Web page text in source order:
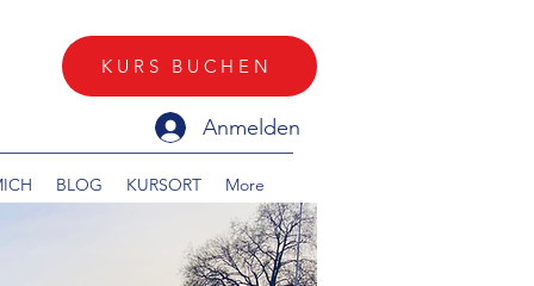
KURS BUCHEN
Anmelden
BLOG KURSORT More